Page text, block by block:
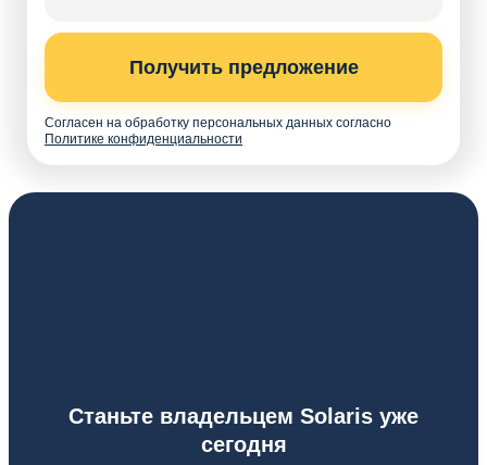
Получить предложение
Согласен на обработку персональных данных согласно
Политике конфиденциальности
Станьте владельцем Solaris уже
сегодня